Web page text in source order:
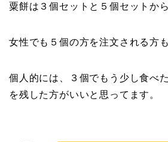
粟餅は３個セットと５個セットか
女性でも５個の方を注文される方
個人的には、３個でもう少し食べ
を残した方がいいと思ってます。